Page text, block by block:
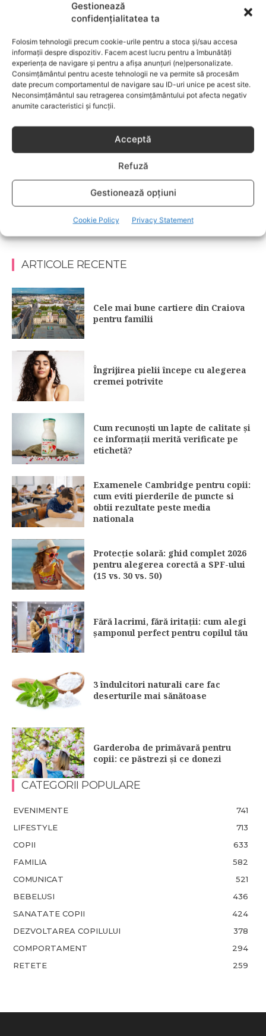
Gestionează
confidențialitatea ta
Folosim tehnologii precum cookie-urile pentru a stoca și/sau accesa
informații despre dispozitiv. Facem acest lucru pentru a îmbunătăți
experiența de navigare și pentru a afișa anunțuri (ne)personalizate.
Consimțământul pentru aceste tehnologii ne va permite să procesăm
date precum comportamentul de navigare sau ID-uri unice pe acest site.
Neconsimțământul sau retragerea consimțământului pot afecta negativ
anumite caracteristici și funcții.
Acceptă
Refuză
Gestionează opțiuni
Cookie Policy Privacy Statement
RECUPERARE CEZARIANA
Recuperarea dupa nastere
Recuperarea dupa operatia cezariana
ARTICOLE RECENTE
Cele mai bune cartiere din Craiova
pentru familii
Îngrijirea pielii începe cu alegerea
cremei potrivite
Cum recunoști un lapte de calitate și
ce informații merită verificate pe
etichetă?
Examenele Cambridge pentru copii:
cum eviti pierderile de puncte si
obtii rezultate peste media
nationala
Protecție solară: ghid complet 2026
pentru alegerea corectă a SPF-ului
(15 vs. 30 vs. 50)
Fără lacrimi, fără iritații: cum alegi
șamponul perfect pentru copilul tău
3 îndulcitori naturali care fac
deserturile mai sănătoase
Garderoba de primăvară pentru
copii: ce păstrezi și ce donezi
CATEGORII POPULARE
EVENIMENTE
741
LIFESTYLE
713
COPII
633
FAMILIA
582
COMUNICAT
521
BEBELUSI
436
SANATATE COPII
424
DEZVOLTAREA COPILULUI
378
COMPORTAMENT
294
RETETE
259